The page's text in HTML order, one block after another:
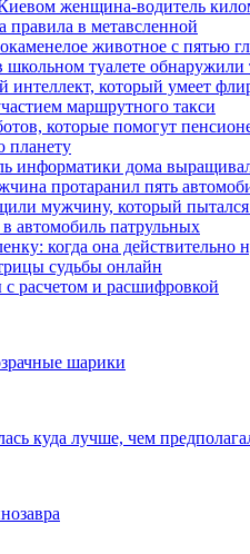
женщина-водитель
в метавсленной
животное с пятью
школьном туалете
интеллект, который умеет
маршрутного такси
которые помогут
планету
информатики дома
протаранил пять
мужчину, который пытался
автомобиль патрульных
когда она действительно
судьбы онлайн
расчетом и расшифровкой
шарики
куда лучше, чем